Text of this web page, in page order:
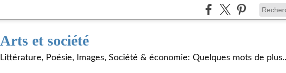
Arts et société
Littérature, Poésie, Images, Société & économie: Quelques mots de